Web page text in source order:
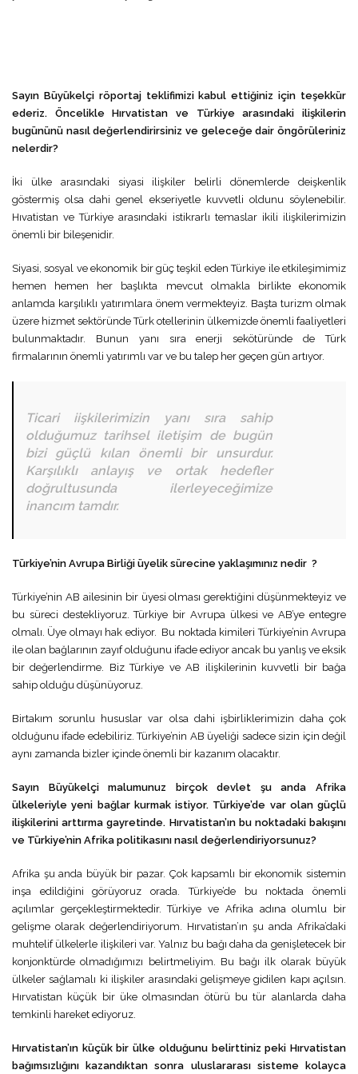
Sayın Büyükelçi röportaj teklifimizi kabul ettiğiniz için teşekkür
ederiz. Öncelikle Hırvatistan ve Türkiye arasındaki ilişkilerin
bugününü nasıl değerlendirirsiniz ve geleceğe dair öngörüleriniz
nelerdir?
İki ülke arasındaki siyasi ilişkiler belirli dönemlerde deişkenlik
göstermiş olsa dahi genel ekseriyetle kuvvetli oldunu söylenebilir.
Hıvatistan ve Türkiye arasındaki istikrarlı temaslar ikili ilişkilerimizin
önemli bir bileşenidir.
Siyasi, sosyal ve ekonomik bir güç teşkil eden Türkiye ile etkileşimimiz
hemen hemen her başlıkta mevcut olmakla birlikte ekonomik
anlamda karşılıklı yatırımlara önem vermekteyiz. Başta turizm olmak
üzere hizmet sektöründe Türk otellerinin ülkemizde önemli faaliyetleri
bulunmaktadır. Bunun yanı sıra enerji sekötüründe de Türk
firmalarının önemli yatırımlı var ve bu talep her geçen gün artıyor.
Ticari iişkilerimizin yanı sıra sahip
olduğumuz tarihsel iletişim de bugün
bizi güçlü kılan önemli bir unsurdur.
Karşılıklı anlayış ve ortak hedefler
doğrultusunda ilerleyeceğimize
inancım tamdır.
Türkiye’nin Avrupa Birliği üyelik sürecine yaklaşımınız nedir ?
Türkiye’nin AB ailesinin bir üyesi olması gerektiğini düşünmekteyiz ve
bu süreci destekliyoruz. Türkiye bir Avrupa ülkesi ve AB’ye entegre
olmalı. Üye olmayı hak ediyor. Bu noktada kimileri Türkiye’nin Avrupa
ile olan bağlarının zayıf olduğunu ifade ediyor ancak bu yanlış ve eksik
bir değerlendirme. Biz Türkiye ve AB ilişkilerinin kuvvetli bir bağa
sahip olduğu düşünüyoruz.
Birtakım sorunlu hususlar var olsa dahi işbirliklerimizin daha çok
olduğunu ifade edebiliriz. Türkiye’nin AB üyeliği sadece sizin için değil
aynı zamanda bizler içinde önemli bir kazanım olacaktır.
Sayın Büyükelçi malumunuz birçok devlet şu anda Afrika
ülkeleriyle yeni bağlar kurmak istiyor. Türkiye’de var olan güçlü
ilişkilerini arttırma gayretinde. Hırvatistan’ın bu noktadaki bakışını
ve Türkiye’nin Afrika politikasını nasıl değerlendiriyorsunuz?
Afrika şu anda büyük bir pazar. Çok kapsamlı bir ekonomik sistemin
inşa edildiğini görüyoruz orada. Türkiye’de bu noktada önemli
açılımlar gerçekleştirmektedir. Türkiye ve Afrika adına olumlu bir
gelişme olarak değerlendiriyorum. Hırvatistan’ın şu anda Afrika’daki
muhtelif ülkelerle ilişkileri var. Yalnız bu bağı daha da genişletecek bir
konjonktürde olmadığımızı belirtmeliyim. Bu bağı ilk olarak büyük
ülkeler sağlamalı ki ilişkiler arasındaki gelişmeye gidilen kapı açılsın.
Hırvatistan küçük bir üke olmasından ötürü bu tür alanlarda daha
temkinli hareket ediyoruz.
Hırvatistan’ın küçük bir ülke olduğunu belirttiniz peki Hırvatistan
bağımsızlığını kazandıktan sonra uluslararası sisteme kolayca